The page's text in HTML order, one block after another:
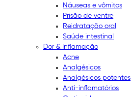
Náuseas e vômitos
Prisão de ventre
Reidratação oral
Saúde intestinal
Dor & Inflamação
Acne
Analgésicos
Analgésicos potentes
Anti-inflamatórios